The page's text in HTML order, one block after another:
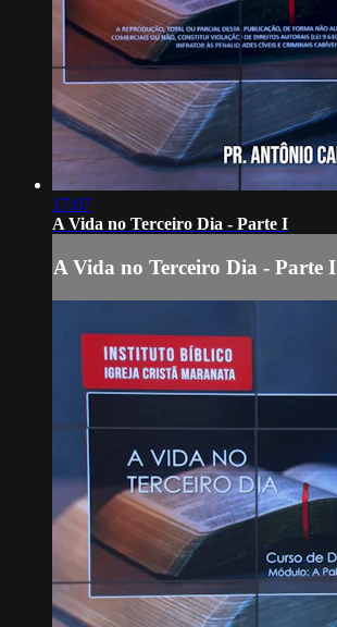
17:07
A Vida no Terceiro Dia - Parte I
A Vida no Terceiro Dia - Parte I